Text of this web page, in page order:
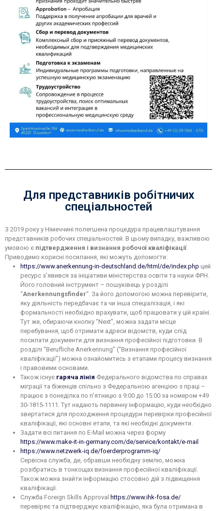
Для представників робітничих
спеціальностей
З 2019 року у Німеччині полегшена процедура працевлаштування
представників робочих спеціальностей. В цьому випадку, важливою
умовою є підтвердження і визнання робочої кваліфікації.
Приводимо корисні посилання, які можуть допомогти:
https://www.anerkennung-in-deutschland.de/html/de/index.php цей
ресурс з’явився за ініціативи міністерства освіти та науки ФРН.
Його головний інструмент – пошуківець у розділі
“Anerkennungsfinder“. За його допомогою можна перевірити,
яку діяльність передбачає та чи інша спеціалізація, і які
формальності необхідно врахувати, щоб працювати у цій країні.
Тут же, обираючи кнопку “Next”, можна задати місце
перебування, щоб отримати адреси відомств, куди слід
посилати документи для визнання професійної підготовки. В
розділі “Berufliche Anerkennung” (“Визнання професійної
кваліфікації”) можна ознайомитись з етапами процесу визнання
і правовими основами.
Також існує гаряча лінія Федерального відомства по справах
міграції та біженців спільно з Федеральною агенцією з праці –
працює з понеділка по п’ятницю з 9:00 до 15:00 за номером +49
30-1815-1111. Тут надають первинну інформацію, куди необхідно
звертатися для проходження процедури перевірки професійної
кваліфікації, які основні етапи, та які необхідні документи.
Задати всі питання по E-Mail можна через форму
https://www.make-it-in-germany.com/de/service/kontakt/e-mail
https://www.netzwerk-iq.de/foerderprogramm-iq/
Сервісна служба, де, обравши необхідну землю, можна
розібратись в тонкощах визнання професійної кваліфікації.
Також можна знайти інформацію стосовно дій з підвищення
кваліфікації.
Служба Foreign Skills Approval https://www.ihk-fosa.de/
перевіряє та підтверджує кваліфікацію, яка була отримана в